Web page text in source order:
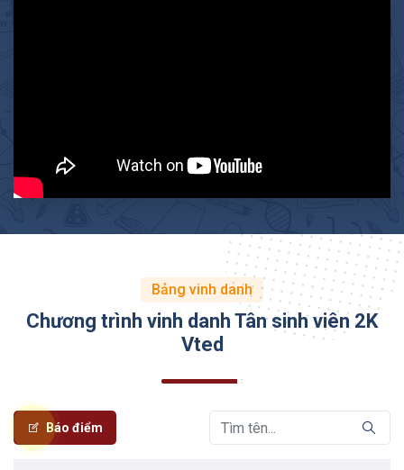
Bảng vinh danh
Chương trình vinh danh Tân sinh viên 2K
Vted
Báo điểm